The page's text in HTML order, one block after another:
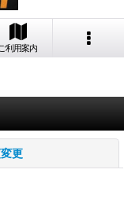
利用案内
更